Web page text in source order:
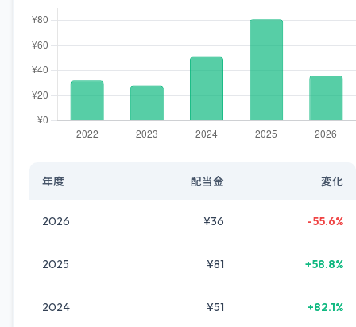
年度 配当金 変化
2026 ¥36 -55.6%
2025 ¥81 +58.8%
2024 ¥51 +82.1%